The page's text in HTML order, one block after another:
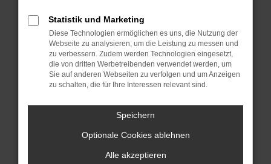
Betriebssystem auf dem neuesten Stand
sind.
Veraltete Software birgt nicht nur ein
Sicherheitsrisiko, sondern kann auch dazu
führen, dass bestimmte Funktionen nicht mehr
unterstützt werden.
Wende dich an den Webseitenbetreiber.
Wenn du alle oben genannten Schritte versucht
hast, kontaktiere uns bitte. Wir werden
versuchen, das Problem zu beheben. Du kannst
uns diesen Text schicken, um uns bei der
Statistik und Marketing
Diese Technologien ermöglichen es uns, die Nutzung der
Webseite zu analysieren, um die Leistung zu messen und
zu verbessern. Zudem werden Technologien eingesetzt,
die von dritten Werbetreibenden verwendet werden, um
Sie auf anderen Webseiten zu verfolgen und um Anzeigen
zu schalten, die für Ihre Interessen relevant sind.
Speichern
Optionale Cookies ablehnen
Alle akzeptieren